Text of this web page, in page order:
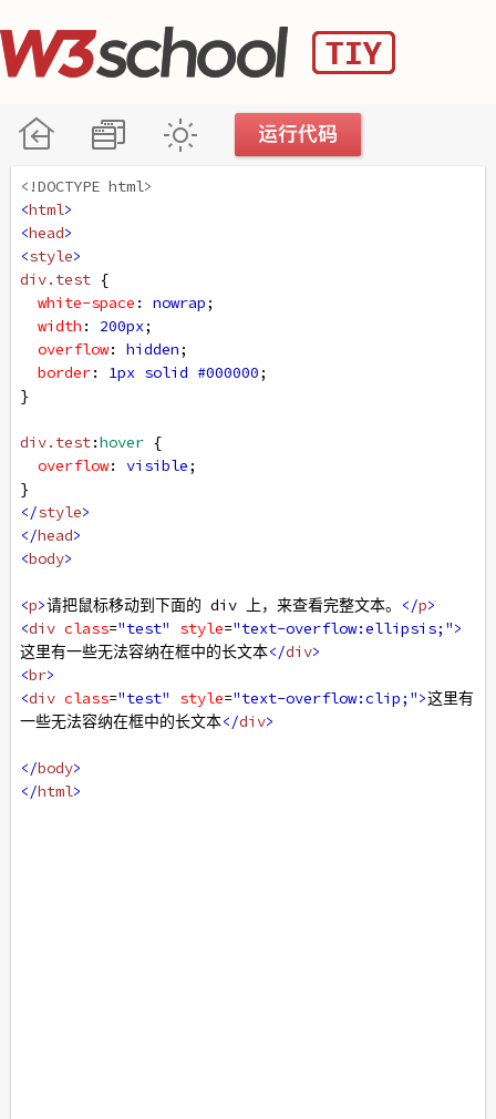
<!DOCTYPE html>
<html>
<head>
<style>
div.test {
white-space : nowrap
width : 200px
overflow: hidden
border: 1px solid #000000;
}
div.test:hover {
overflow: visible;
}
</style>
</head>
<body>
<p>请把鼠标移动到下面的 div 上，来查看完整文本。 </p>
<div class="test" style="text-overflow:ellipsis;">
这里有一些无法容纳在框中的长文本</div>
<br>
<div class="test" style="text-overflow:clip;">这里有
一些无法容纳在框中的长文本</div>
</body>
</html>